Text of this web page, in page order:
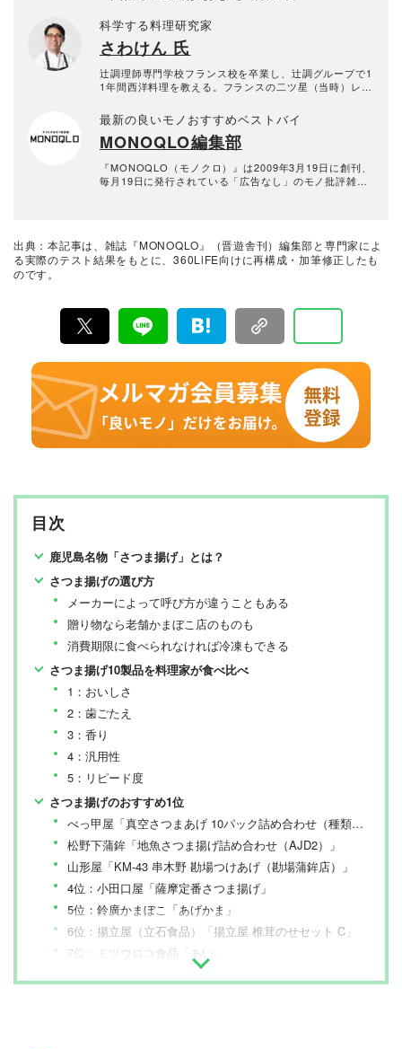
科学する料理研究家
さわけん 氏
辻調理師専門学校フランス校を卒業し、辻調グループで1
1年間西洋料理を教える。フランスの二ツ星（当時）レス
もある本格派。その後、イタリアンカフェのシェフを経
て料理研究家に転身し、世界の料理を研究する。科学的
に料理を考え、狙った通りの料理をつくるレシピの達人
に。2010年よりキッチンまわり評論家として、毎月30～
50品の食品や調味料を実食検証する。食品類だけでなく
調理器具・家電も含め、日本一「食」に関する比較をし
最新の良いモノおすすめベストバイ
MONOQLO編集部
『MONOQLO（モノクロ）』は2009年3月19日に創刊、
毎月19日に発行されている「広告なし」のモノ批評雑誌
に良いモノ」だけを厳選して紹介。編集長・山田和樹を
中心に、11名以上の編集体制で日々の検証・記事制作を
出典：本記事は、雑誌『MONOQLO』（晋遊舎刊）編集部と専門家によ
る実際のテスト結果をもとに、360LiFE向けに再構成・加筆修正したも
のです。
目次
鹿児島名物「さつま揚げ」とは？
さつま揚げの選び方
メーカーによって呼び方が違うこともある
贈り物なら老舗かまぼこ店のものも
消費期限に食べられなければ冷凍もできる
さつま揚げ10製品を料理家が食べ比べ
1：おいしさ
2：歯ごたえ
3：香り
4：汎用性
5：リピード度
さつま揚げのおすすめ1位
べっ甲屋「真空さつまあげ 10パック詰め合わせ（種類はおまかせ）」
松野下蒲鉾「地魚さつま揚げ詰め合わせ（AJD2）」
山形屋「KM-43 串木野 勘場つけあげ（勘場蒲鉾店）」
4位：小田口屋「薩摩定番さつま揚げ」
5位：鈴廣かまぼこ「あげかま」
6位：揚立屋（立石食品）「揚立屋 椎茸のせセット C」
7位：ミツウロコ食品「あい」
8位：別所蒲鉾店「出雲国の黄金揚げ 7種セット」